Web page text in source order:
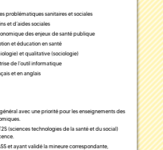
problématiques sanitaires et sociales
et d’aides sociales
des enjeux de santé publique
et éducation en santé
et qualitative (sociologie)
de l’outil informatique
et en anglais
avec une priorité pour les enseignements des
(sciences technologies de la santé et du social)
et ayant validé la mineure correspondante,